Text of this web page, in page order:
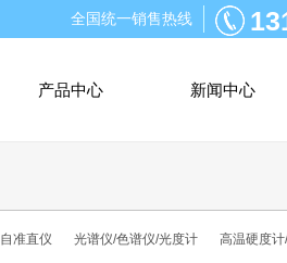
全国统一销售热线
产品中心 新闻中心
自准直仪 光谱仪/色谱仪/光度计 高温硬度